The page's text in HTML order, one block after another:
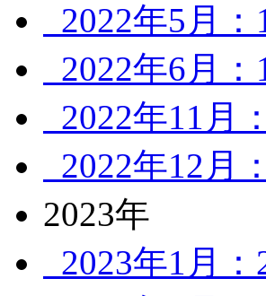
2022年5月：
2022年6月：
2022年11月
2022年12月
2023年
2023年1月：